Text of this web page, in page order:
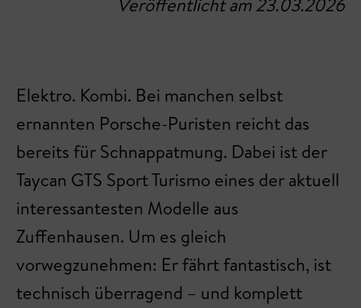
Veröffentlicht am 23.03.2026
Elektro. Kombi. Bei manchen selbst
ernannten Porsche-Puristen reicht das
bereits für Schnappatmung. Dabei ist der
Taycan GTS Sport Turismo eines der aktuell
interessantesten Modelle aus
Zuffenhausen. Um es gleich
vorwegzunehmen: Er fährt fantastisch, ist
technisch überragend – und komplett